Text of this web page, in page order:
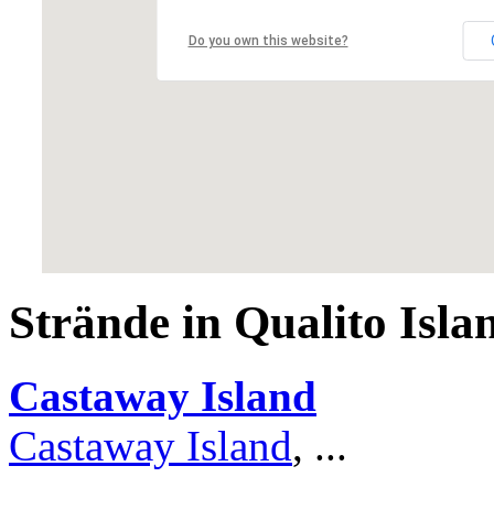
Do you own this website?
Strände in Qualito
Castaway Island
Castaway Island, ...